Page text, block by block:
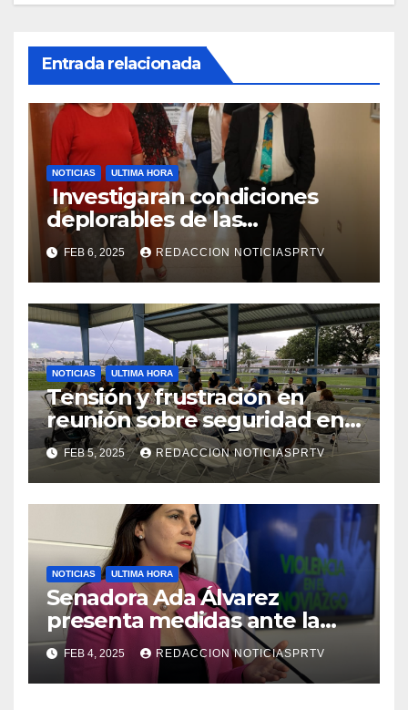
Entrada relacionada
NOTICIAS ULTIMA HORA
Investigaran condiciones
deplorables de las
facilidades el Departamento
de la Salud en Mayagüez
FEB 6, 2025 REDACCION NOTICIASPRTV
NOTICIAS ULTIMA HORA
Tensión y frustración en
reunión sobre seguridad en
Reparto Metropolitano
FEB 5, 2025 REDACCION NOTICIASPRTV
NOTICIAS ULTIMA HORA
Senadora Ada Álvarez
presenta medidas ante la
violencia en el noviazgo
FEB 4, 2025 REDACCION NOTICIASPRTV